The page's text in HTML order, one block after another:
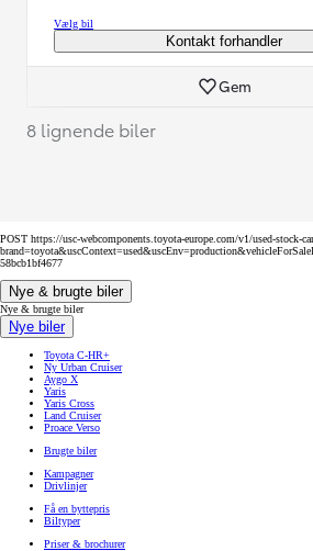
Vælg bil
Kontakt forhandler
Gem
8 lignende biler
POST https://usc-webcomponents.toyota-europe.com/v1/used-stock-
58bcb1bf4677
Nye & brugte biler
Nye & brugte biler
Nye biler
Toyota C-HR+
Ny Urban Cruiser
Aygo X
Yaris
Yaris Cross
Land Cruiser
Proace Verso
Brugte biler
Kampagner
Drivlinjer
Få en byttepris
Biltyper
Priser & brochurer